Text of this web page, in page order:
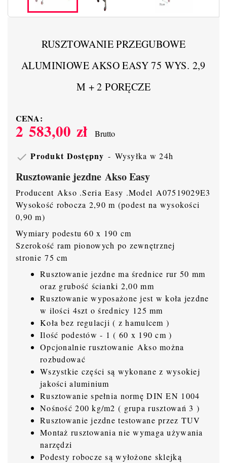
RUSZTOWANIE PRZEGUBOWE
ALUMINIOWE AKSO EASY 75 WYS. 2,9
M + 2 PORĘCZE
CENA:
2 583,00 zł Brutto
 Produkt Dostępny Wysyłka w 24h
Rusztowanie jezdne Akso Easy
Producent Akso .Seria Easy .Model A07519029E3
Wysokość robocza 2,90 m (podest na wysokości
0,90 m)
Wymiary podestu 60 x 190 cm
Szerokość ram pionowych po zewnętrznej
stronie 75 cm
Rusztowanie jezdne ma średnice rur 50 mm
oraz grubość ścianki 2,00 mm
Rusztowanie wyposażone jest w koła jezdne
w ilości 4szt o średnicy 125 mm
Koła bez regulacji ( z hamulcem )
Ilość podestów - 1 ( 60 x 190 cm )
Opcjonalnie rusztowanie Akso można
rozbudować
Wszystkie części są wykonane z wysokiej
jakości aluminium
Rusztowanie spełnia normę DIN EN 1004
Nośność 200 kg/m2 ( grupa rusztowań 3 )
Rusztowanie jezdne testowane przez TUV
Montaż rusztowania nie wymaga używania
narzędzi
Podesty robocze są wyłożone sklejką